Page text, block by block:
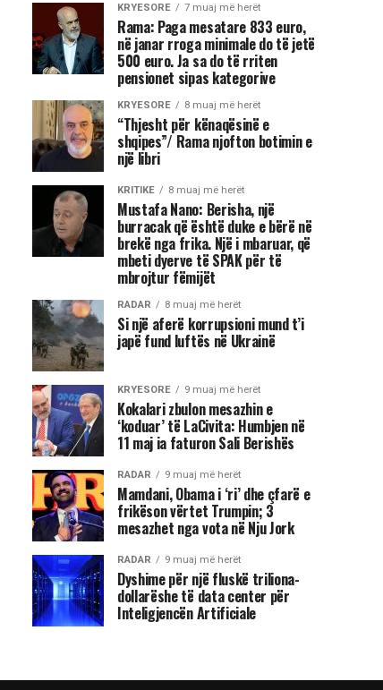
KRYESORE 7 muaj më herët
Rama: Paga mesatare 833 euro,
në janar rroga minimale do të jetë
500 euro. Ja sa do të rriten
pensionet sipas kategorive
KRYESORE 8 muaj më herët
“Thjesht për kënaqësinë e
shqipes”/ Rama njofton botimin e
një libri
KRITIKE 8 muaj më herët
Mustafa Nano: Berisha, një
burracak që është duke e bërë në
brekë nga frika. Një i mbaruar, që
mbeti dyerve të SPAK për të
mbrojtur fëmijët
RADAR 8 muaj më herët
Si një aferë korrupsioni mund t’i
japë fund luftës në Ukrainë
KRYESORE 9 muaj më herët
Kokalari zbulon mesazhin e
‘koduar’ të LaCivita: Humbjen në
11 maj ia faturon Sali Berishës
RADAR 9 muaj më herët
Mamdani, Obama i ‘ri’ dhe çfarë e
frikëson vërtet Trumpin; 3
mesazhet nga vota në Nju Jork
RADAR 9 muaj më herët
Dyshime për një fluskë triliona-
dollarëshe të data center për
Inteligjencën Artificiale